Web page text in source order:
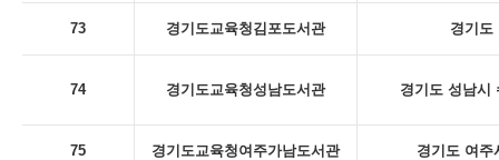
73 경기도교육청김포도서관 경기도
74 경기도교육청성남도서관 경기도 성남시
75 경기도교육청여주가남도서관 경기도 여주